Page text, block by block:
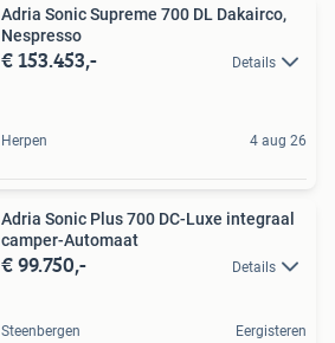
Adria Sonic Supreme 700 DL Dakairco,
Nespresso
€ 153.453,- Details
Herpen 4 aug 26
Adria Sonic Plus 700 DC-Luxe integraal
camper-Automaat
€ 99.750,- Details
Steenbergen Eergisteren